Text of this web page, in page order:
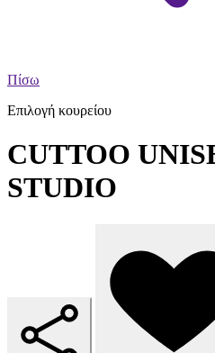
Πίσω
Επιλογή κουρείου
CUTTOO
STUDIO